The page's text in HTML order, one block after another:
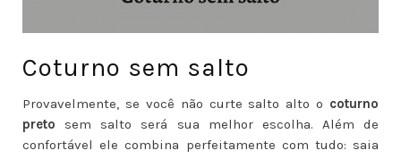
Coturno sem salto
Provavelmente, se você não curte salto alto o coturno
preto sem salto
será sua melhor escolha. Além de
confortável ele combina perfeitamente com tudo: saia